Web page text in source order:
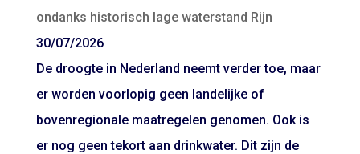
ondanks historisch lage waterstand Rijn
30/07/2026
De droogte in Nederland neemt verder toe, maar
er worden voorlopig geen landelijke of
bovenregionale maatregelen genomen. Ook is
er nog geen tekort aan drinkwater. Dit zijn de